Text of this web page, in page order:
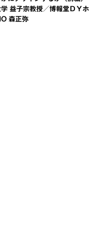
益子宗教授／博報堂ＤＹホ
森正弥